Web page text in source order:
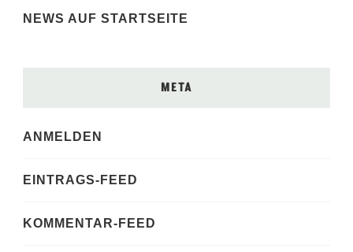
NEWS AUF STARTSEITE
META
ANMELDEN
EINTRAGS-FEED
KOMMENTAR-FEED